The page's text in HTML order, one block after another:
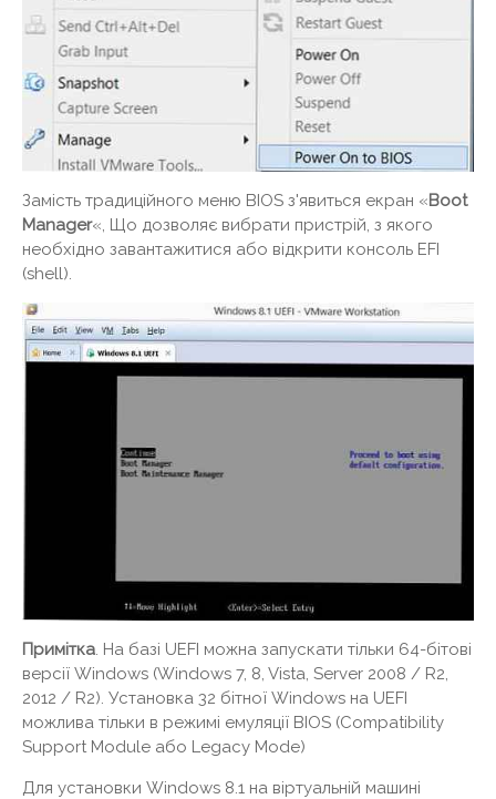
Замість традиційного меню BIOS з'явиться екран «Boot
Manager«, Що дозволяє вибрати пристрій, з якого
необхідно завантажитися або відкрити консоль EFI
(shell).
Примітка . На базі UEFI можна запускати тільки 64-бітові
версії Windows (Windows 7, 8, Vista, Server 2008 / R2,
2012 / R2). Установка 32 бітної Windows на UEFI
можлива тільки в режимі емуляції BIOS (Compatibility
Support Module або Legacy Mode)
Для установки Windows 8.1 на віртуальній машині